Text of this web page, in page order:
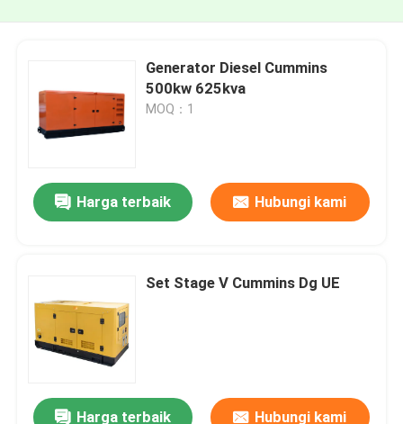
Generator Diesel Cummins
500kw 625kva
MOQ：1
Harga terbaik Hubungi kami
Set Stage V Cummins Dg UE
Harga terbaik Hubungi kami